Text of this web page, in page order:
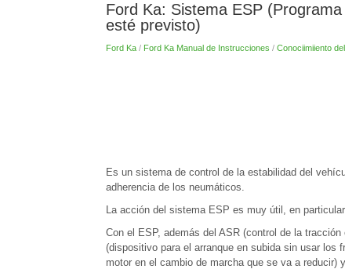
Ford Ka: Sistema ESP
esté previsto)
Ford Ka/ Ford Ka Manual de Instrucciones / Conociimiiento
Es un sistema de control de la estabilidad del
adherencia de los neumáticos.
La acción del sistema ESP es muy útil, en
Con el ESP, además del ASR (control de la
(dispositivo para el arranque en subida sin usar los
motor en el cambio de marcha que se va a reducir)